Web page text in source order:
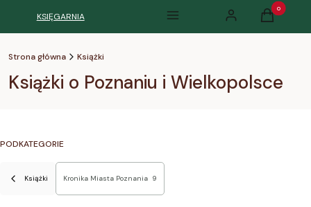
KSIĘGARNIA Menu Zaloguj się Produkty w
Koszyk
Strona główna Książki
Książki o Poznaniu i Wielkopolsce
PODKATEGORIE
Książki Kronika Miasta Poznania 9